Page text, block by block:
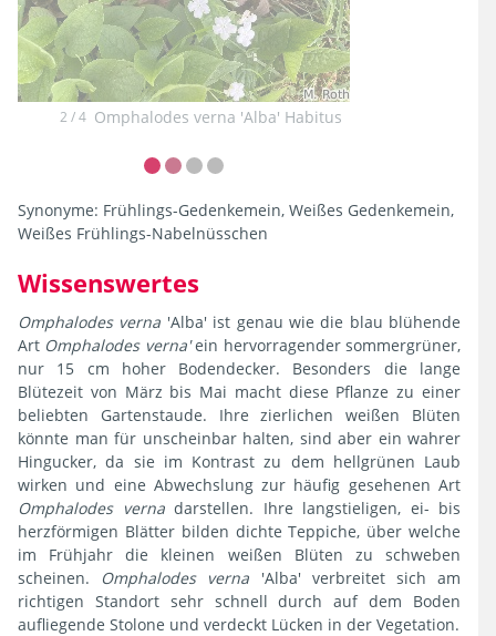
2 / 4 Omphalodes verna 'Alba' Habitus
Synonyme: Frühlings-Gedenkemein, Weißes Gedenkemein,
Weißes Frühlings-Nabelnüsschen
Wissenswertes
Omphalodes verna 'Alba' ist genau wie die blau blühende
Art Omphalodes verna'ein hervorragender sommergrüner,
nur 15 cm hoher Bodendecker. Besonders die lange
Blütezeit von März bis Mai macht diese Pflanze zu einer
beliebten Gartenstaude. Ihre zierlichen weißen Blüten
könnte man für unscheinbar halten, sind aber ein wahrer
Hingucker, da sie im Kontrast zu dem hellgrünen Laub
wirken und eine Abwechslung zur häufig gesehenen Art
Omphalodes verna darstellen. Ihre langstieligen, ei- bis
herzförmigen Blätter bilden dichte Teppiche, über welche
im Frühjahr die kleinen weißen Blüten zu schweben
scheinen. Omphalodes verna 'Alba' verbreitet sich am
richtigen Standort sehr schnell durch auf dem Boden
aufliegende Stolone und verdeckt Lücken in der Vegetation.